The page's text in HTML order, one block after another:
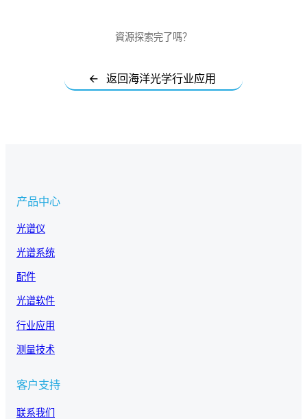
資源探索完了嗎？
🡨 返回海洋光学行业应用
产品中心
光谱仪
光谱系统
配件
光谱软件
行业应用
测量技术
客户支持
联系我们